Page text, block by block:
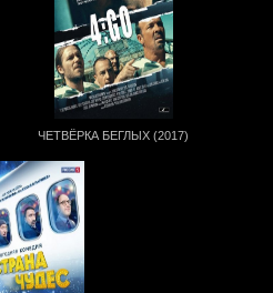
ЧЕТВЁРКА БЕГЛЫХ (2017)